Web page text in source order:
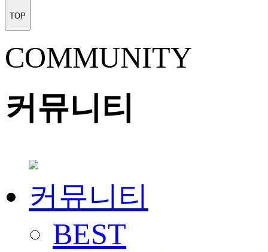
TOP
COMMUNITY
커뮤니티
커뮤니티
BEST